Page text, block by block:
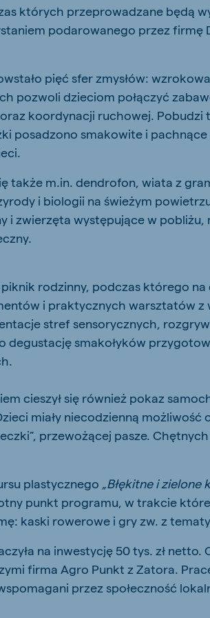
których przeprowadzane będą
podarowanego przez firmę
pięć sfer zmysłów:
pozwoli dzieciom połączyć
koordynacji ruchowej. Pobudzi
posadzono smakowite i
także m.in. dendrofon, wiata z
i biologii na świeżym
i zwierzęta występujące w pobliżu,
rodzinny, podczas którego
i praktycznych warsztatów z
stref sensorycznych,
degustację smakołyków
cieszył się również pokaz
miały niecodzienną możliwość
przewożącej pasze. Chętnych
plastycznego
„Błękitne i
punkt programu, w trakcie
kaski rowerowe i gry zw. z
na inwestycję 50 tys. zł
firma Agro Punkt z Zatora.
przez społeczność